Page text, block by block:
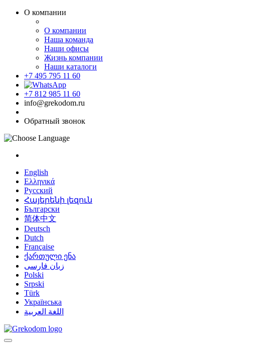
О компании
О компании
Наша команда
Наши офисы
Жизнь компании
Наши каталоги
+7 495 795 11 60
+7 812 985 11 60
info@grekodom.ru
Обратный звонок
English
Ελληνικά
Русский
Հայերենի լեզուն
Български
简体中文
Deutsch
Dutch
Française
ქართული ენა
زبان فارسی
Polski
Srpski
Türk
Українська
اللغة العربية